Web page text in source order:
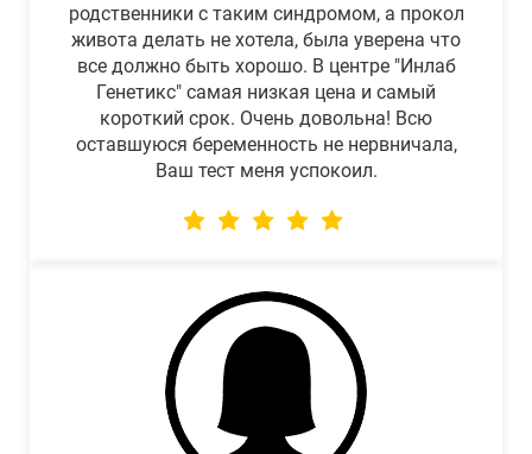
родственники с таким синдромом, а прокол
живота делать не хотела, была уверена что
все должно быть хорошо. В центре "Инлаб
Генетикс" самая низкая цена и самый
короткий срок. Очень довольна! Всю
оставшуюся беременность не нервничала,
Ваш тест меня успокоил.